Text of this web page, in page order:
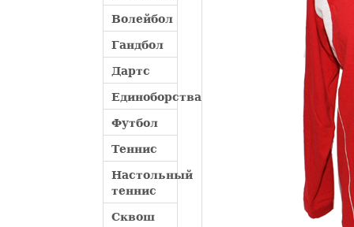
Волейбол
Гандбол
Дартс
Единоборства
Футбол
Теннис
Настольный
теннис
Сквош